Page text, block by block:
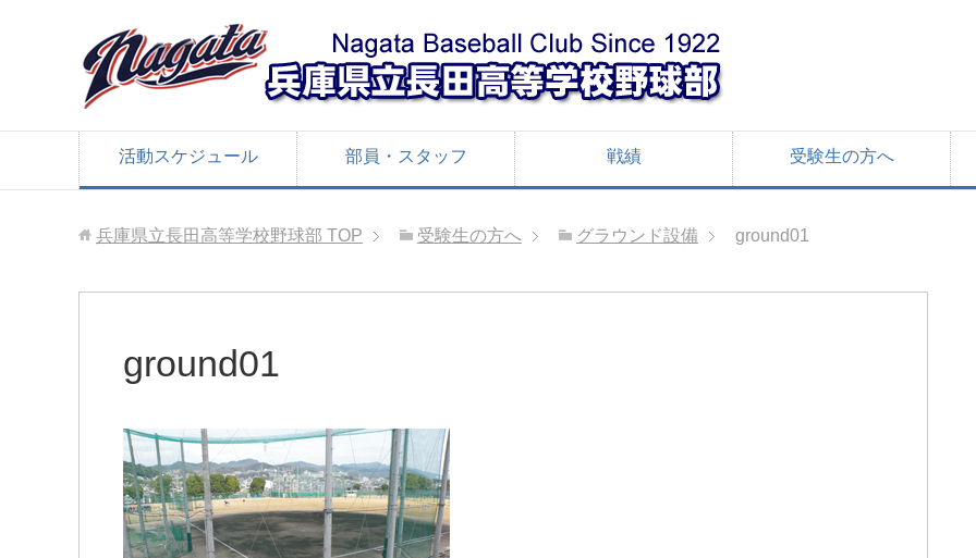
活動スケジュール 部員・スタッフ 戦績 受験生の方へ
兵庫県立長田高等学校野球部 TOP 受験生の方へ グラウンド設備 ground01
ground01